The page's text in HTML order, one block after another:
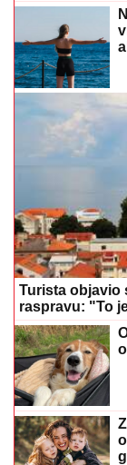
Turista objavio
raspravu: "To